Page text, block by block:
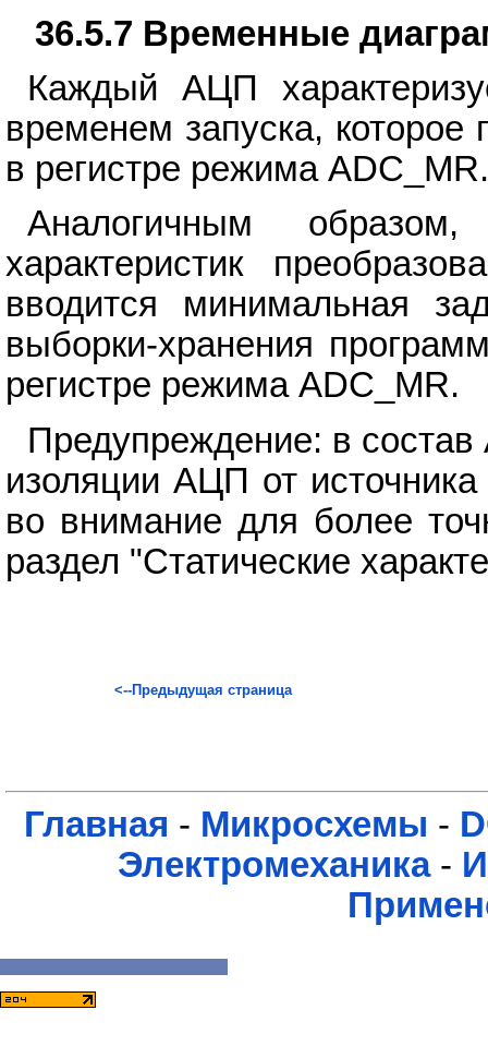
36.5.7 Временные
Каждый АЦП
временем запуска, которое
в регистре режима ADC_MR.
Аналогичным
характеристик
вводится минимальная
выборки-хранения
регистре режима ADC_MR.
Предупреждение: в
изоляции АЦП от
во внимание для более
раздел "Статические
<--Предыдущая страница
Главная - Микросхемы -
Электромеханика-